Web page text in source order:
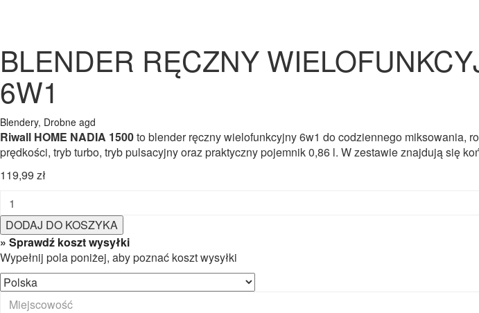
BLENDER RĘCZNY
6W1
Blendery, Drobne agd
Riwall HOME NADIA 1500to blender ręczny wielofunkcyjny 6w1 do codziennego miksowania,
prędkości, tryb turbo, tryb pulsacyjny oraz praktyczny pojemnik 0,86 l. W zestawie znajdują się
119,99 zł
ilość
Blender
ręczny
wielofunkcyjny
Riwall
HOME
NADIA
1500
DODAJ DO KOSZYKA
» Sprawdź koszt wysyłki
Wypełnij pola poniżej, aby poznać koszt wysyłki